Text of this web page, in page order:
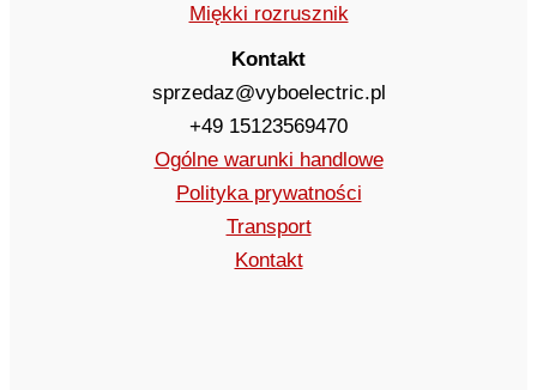
Miękki rozrusznik
Kontakt
sprzedaz@vyboelectric.pl
+49 15123569470
Ogólne warunki handlowe
Polityka prywatności
Transport
Kontakt